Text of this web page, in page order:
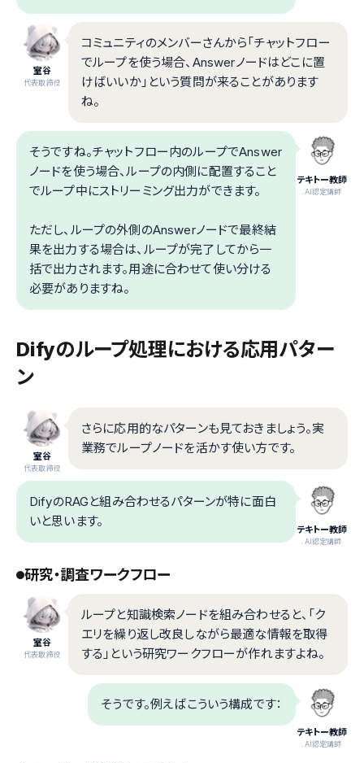
室谷
代表取締役
コミュニティのメンバーさんから「チャットフロー
でループを使う場合、Answerノードはどこに置
けばいいか」という質問が来ることがあります
ね。
テキトー教師
.AI認定講師
そうですね。チャットフロー内のループでAnswer
ノードを使う場合、ループの内側に配置すること
でループ中にストリーミング出力ができます。
ただし、ループの外側のAnswerノードで最終結
果を出力する場合は、ループが完了してから一
括で出力されます。用途に合わせて使い分ける
必要がありますね。
Difyのループ処理における応用パター
ン
室谷
代表取締役
さらに応用的なパターンも見ておきましょう。実
業務でループノードを活かす使い方です。
テキトー教師
.AI認定講師
DifyのRAGと組み合わせるパターンが特に面白
いと思います。
研究・調査ワークフロー
室谷
代表取締役
ループと知識検索ノードを組み合わせると、「ク
エリを繰り返し改良しながら最適な情報を取得
する」という研究ワークフローが作れますよね。
テキトー教師
.AI認定講師
そうです。例えばこういう構成です：